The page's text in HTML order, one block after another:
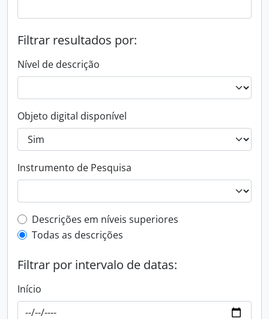
Filtrar resultados por:
Nível de descrição
Objeto digital disponível
Instrumento de Pesquisa
Filtro de descrição de nível superior
Descrições em níveis superiores
Todas as descrições
Filtrar por intervalo de datas:
Início